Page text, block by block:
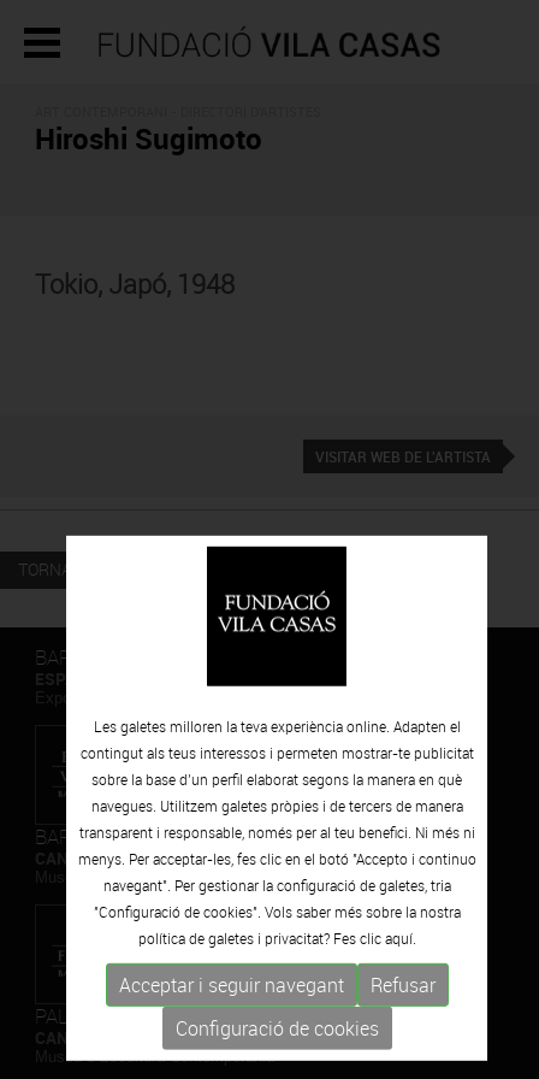
Hiroshi Sugimoto
Tokio, Japó, 1948
VISITAR WEB DE L'ARTISTA
TORNAR
BARCELONA
BARCELONA
CAN FRAMIS
Museu de Pintura Contemporània
PALAFRUGELL
Museu d’Escultura Contemporània
Les galetes milloren la teva experiència online. Adapten el
contingut als teus interessos i permeten mostrar-te publicitat
sobre la base d’un perfil elaborat segons la manera en què
navegues. Utilitzem galetes pròpies i de tercers de manera
transparent i responsable, només per al teu benefici. Ni més ni
menys. Per acceptar-les, fes clic en el botó "Accepto i continuo
navegant". Per gestionar la configuració de galetes, tria
"Configuració de cookies". Vols saber més sobre la nostra
política de galetes i privacitat? Fes clicaquí.
Acceptar i seguir navegant
Refusar
Configuració de cookies